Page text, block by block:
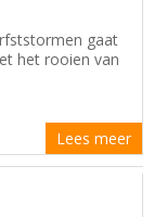
gaat
het rooien van
Lees meer